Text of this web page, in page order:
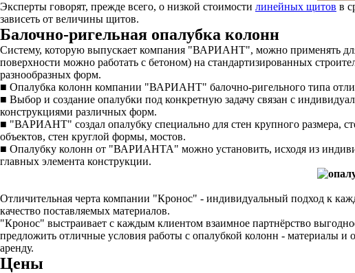
Эксперты говорят, прежде всего, о низкой стоимости линейных щитов в
зависеть от величины щитов.
Балочно-ригельная опалубка колонн
Систему, которую выпускает компания "ВАРИАНТ", можно применять
поверхности можно работать с бетоном) на стандартизированных
разнообразных форм.
■ Опалубка колонн компании "ВАРИАНТ" балочно-ригельного типа
■ Выбор и создание опалубки под конкретную задачу связан с
конструкциями различных форм.
■ "ВАРИАНТ" создал опалубку специально для стен крупного размера,
объектов, стен круглой формы, мостов.
■ Опалубку колонн от "ВАРИАНТА" можно установить, исходя из
главных элемента конструкции.
Отличительная черта компании "Кронос" - индивидуальный подход к
качество поставляемых материалов.
"Кронос" выстраивает с каждым клиентом взаимное партнёрство
предложить отличные условия работы с опалубкой колонн - материалы и
аренду.
Цены